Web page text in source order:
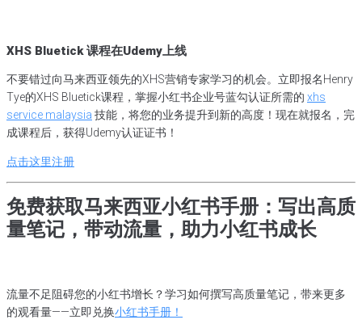
XHS Bluetick 课程在Udemy上线
不要错过向马来西亚领先的XHS营销专家学习的机会。立即报名Henry
Tye的XHS Bluetick课程，掌握小红书企业号蓝勾认证所需的 xhs
service malaysia 技能，将您的业务提升到新的高度！现在就报名，完
成课程后，获得Udemy认证证书！
点击这里注册
免费获取马来西亚小红书手册：写出高质
量笔记，带动流量，助力小红书成长
流量不足阻碍您的小红书增长？学习如何撰写高质量笔记，带来更多
的观看量——立即兑换小红书手册！